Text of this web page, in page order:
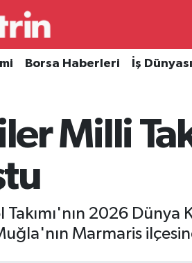
Borsa Haberleri İş Dünyası
Milli
2026 Dünya
Marmaris